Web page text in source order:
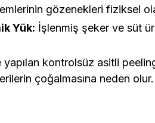
gözenekleri fiziksel
Yük: İşlenmiş şeker ve süt
yapılan kontrolsüz asitli
çoğalmasına neden olur.